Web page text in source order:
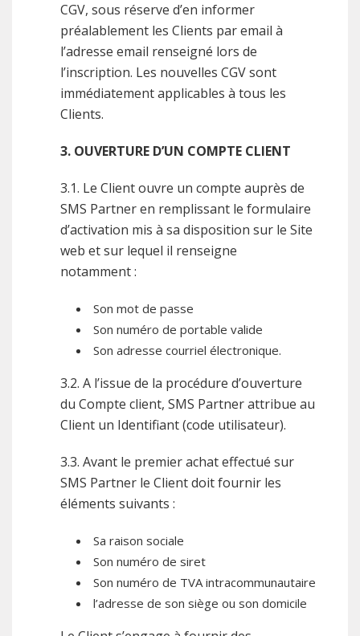
CGV, sous réserve d’en informer
préalablement les Clients par email à
l’adresse email renseigné lors de
l’inscription. Les nouvelles CGV sont
immédiatement applicables à tous les
Clients.
3. OUVERTURE D’UN COMPTE CLIENT
3.1. Le Client ouvre un compte auprès de
SMS Partner en remplissant le formulaire
d’activation mis à sa disposition sur le Site
web et sur lequel il renseigne
notamment :
Son mot de passe
Son numéro de portable valide
Son adresse courriel électronique.
3.2. A l’issue de la procédure d’ouverture
du Compte client, SMS Partner attribue au
Client un Identifiant (code utilisateur).
3.3. Avant le premier achat effectué sur
SMS Partner le Client doit fournir les
éléments suivants :
Sa raison sociale
Son numéro de siret
Son numéro de TVA intracommunautaire
l’adresse de son siège ou son domicile